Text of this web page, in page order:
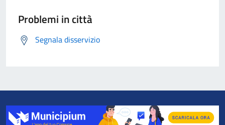
Problemi in città
Segnala disservizio